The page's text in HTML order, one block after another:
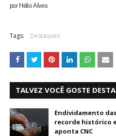
por Hélio Alves
Tags: Destaques
TALVEZ VOCÊ GOSTE
Endividamento
recorde histórico e
aponta CNC